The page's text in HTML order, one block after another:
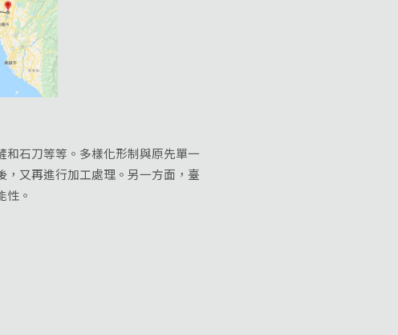
石刀等等。多樣化形制與原先單一
又再進行加工處理。另一方面，臺
性。